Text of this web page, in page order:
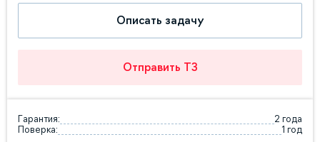
Описать задачу
Отправить ТЗ
Гарантия:
2 года
Поверка:
1 год